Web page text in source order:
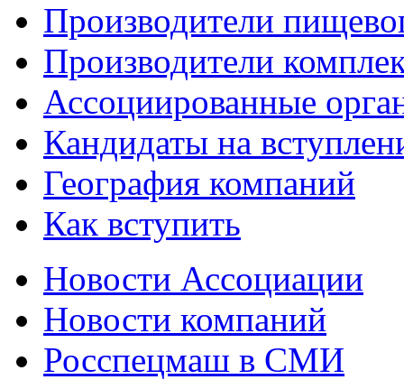
Производители
Производители
Ассоциированные
Кандидаты на
География компаний
Как вступить
Новости Ассоциации
Новости компаний
Росспецмаш в СМИ